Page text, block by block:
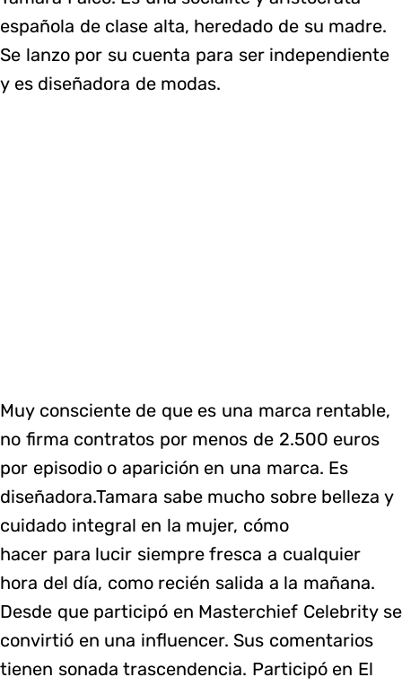
española de clase alta, heredado de su madre.
Se lanzo por su cuenta para ser independiente
y es diseñadora de modas.
Muy consciente de que es una marca rentable,
no firma contratos por menos de 2.500 euros
por episodio o aparición en una marca. Es
diseñadora.Tamara sabe mucho sobre belleza y
cuidado integral en la mujer, cómo
hacer para lucir siempre fresca a cualquier
hora del día, como recién salida a la mañana.
Desde que participó en Masterchief Celebrity se
convirtió en una influencer. Sus comentarios
tienen sonada trascendencia. Participó en El